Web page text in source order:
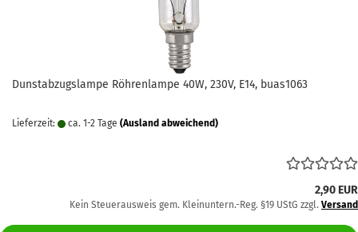
Dunstabzugslampe Röhrenlampe 40W, 230V, E14, buas1063
Lieferzeit: ca. 1-2 Tage (Ausland abweichend)
2,90 EUR
Kein Steuerausweis gem. Kleinuntern.-Reg. §19 UStG zzgl. Versand